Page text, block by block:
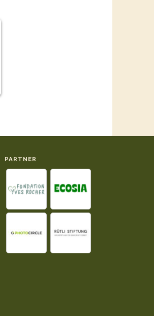
PARTNER